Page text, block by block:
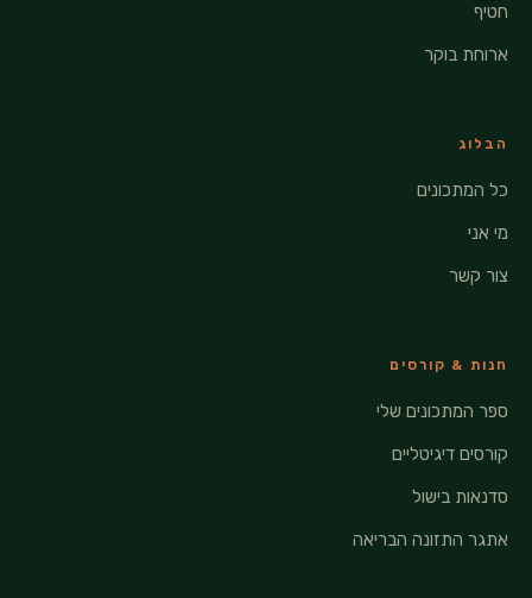
חטיף
ארוחת בוקר
הבלוג
כל המתכונים
מי אני
צור קשר
חנות & קורסים
ספר המתכונים שלי
קורסים דיגיטליים
סדנאות בישול
אתגר התזונה הבריאה